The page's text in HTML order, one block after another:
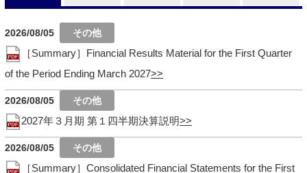
2026/08/05
［Summary］Financial Results Material for the First Quarter
of the Period Ending March 2027
2026/08/05
2027年３月期 第１四半期決算説明
2026/08/05
［Summary］Consolidated Financial Statements for the First